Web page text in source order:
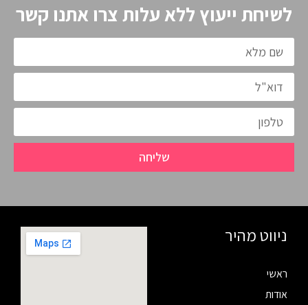
לשיחת ייעוץ ללא עלות צרו אתנו קשר
שליחה
ניווט מהיר
ראשי
אודות